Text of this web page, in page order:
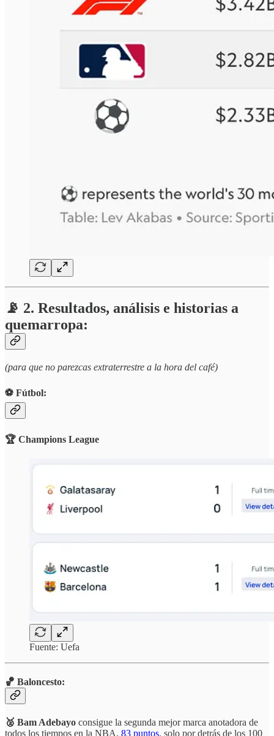
📡 2. Resultados, análisis e historias a
quemarropa:
(para que no parezcas extraterrestre a la hora del café)
⚽️ Fútbol:
🏆 Champions League
Fuente: Uefa
🏀 Baloncesto:
🥈 Bam Adebayo consigue la segunda mejor marca anotadora de
todos los tiempos en la NBA, 83 puntos, solo por detrás de los 100